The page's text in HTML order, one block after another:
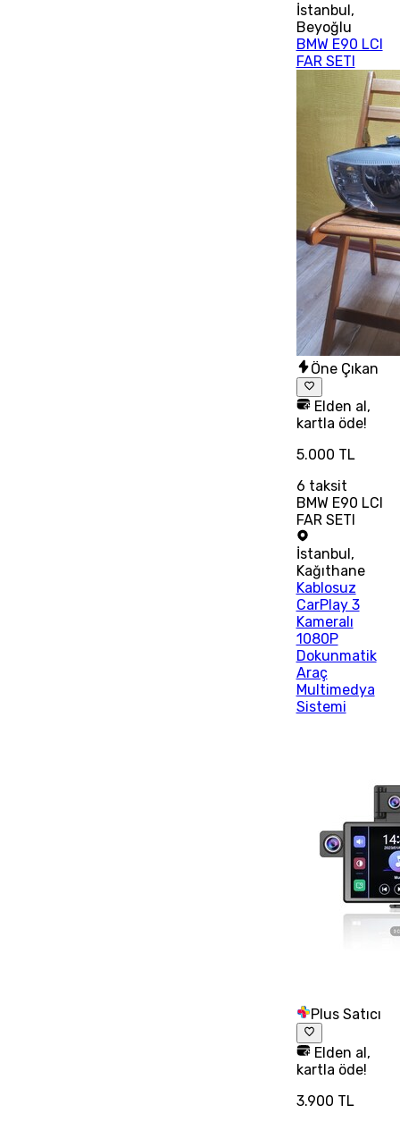
İstanbul,
Beyoğlu
BMW E90 LCI
FAR SETI
Öne Çıkan
Elden al,
kartla öde!
5.000 TL
6 taksit
BMW E90 LCI
FAR SETI
İstanbul ,
Kağıthane
Kablosuz
CarPlay 3
Kameralı
1080P
Dokunmatik
Araç
Multimedya
Sistemi
Plus Satıcı
Elden al,
kartla öde!
3.900 TL